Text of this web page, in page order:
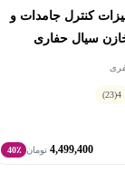
کنترل جامدات و
سیال حفاری
4
(23)
4,499,400 تومان 40٪